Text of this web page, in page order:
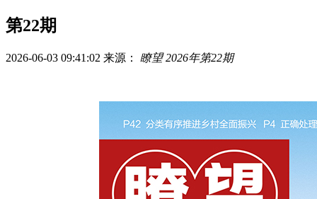
第22期
2026-06-03 09:41:02 来源： 瞭望 2026年第22期